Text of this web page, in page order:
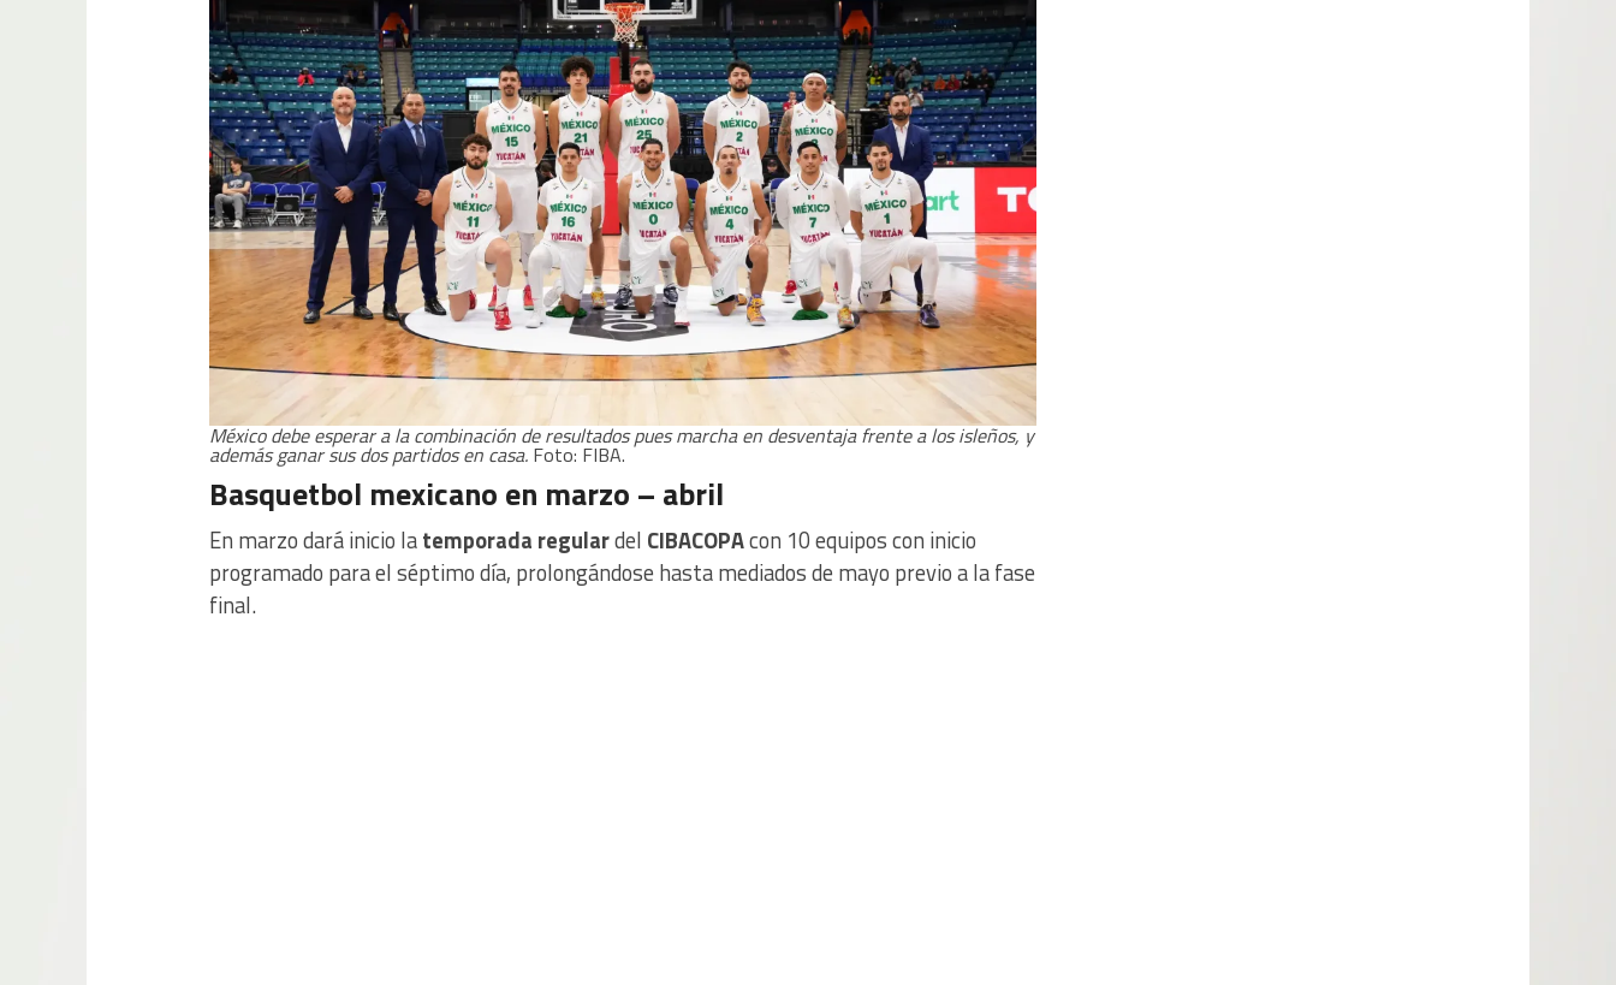
México debe esperar a la combinación de resultados pues marcha en desventaja frente a los isleños, y
además ganar sus dos partidos en casa. Foto: FIBA.
Basquetbol mexicano en marzo – abril
En marzo dará inicio latemporada regulardel CIBACOPAcon 10 equipos con inicio
programado para el séptimo día, prolongándose hasta mediados de mayo previo a la fase
final.